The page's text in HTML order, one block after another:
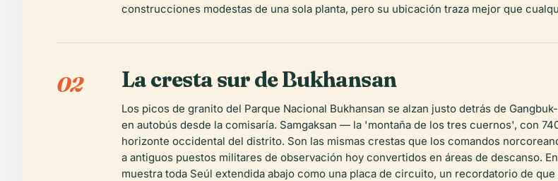
construcciones modestas de una sola planta, pero su ubicación traza mejor que
02 La cresta sur de Bukhansan
Los picos de granito del Parque Nacional Bukhansan se alzan justo detrás de
en autobús desde la comisaría. Samgaksan — la 'montaña de los tres cuernos', con
horizonte occidental del distrito. Son las mismas crestas que los comandos
a antiguos puestos militares de observación hoy convertidos en áreas de descanso.
muestra toda Seúl extendida abajo como una placa de circuito, un recordatorio de